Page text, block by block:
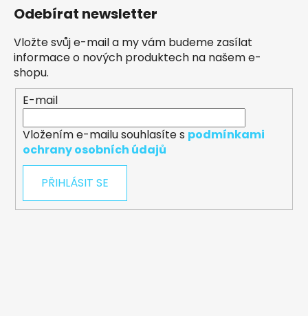
Odebírat newsletter
Vložte svůj e-mail a my vám budeme zasílat
informace o nových produktech na našem e-
shopu.
E-mail
Vložením e-mailu souhlasíte s podmínkami
ochrany osobních údajů
PŘIHLÁSIT SE